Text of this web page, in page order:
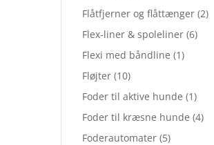
Flåtfjerner og flåttænger (2)
Flex-liner & spoleliner (6)
Flexi med båndline (1)
Fløjter (10)
Foder til aktive hunde (1)
Foder til kræsne hunde (4)
Foderautomater (5)